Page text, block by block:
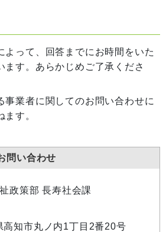
よって、回答までにお時間をいた
ます。あらかじめご了承くださ
事業者に関してのお問い合わせに
す。
問い合わせ
政策部 長寿社会課
知市丸ノ内1丁目2番20号